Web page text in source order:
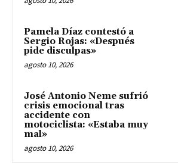
Pamela Díaz contestó a
Sergio Rojas: «Después
pide disculpas»
agosto 10, 2026
José Antonio Neme sufrió
crisis emocional tras
accidente con
motociclista: «Estaba muy
mal»
agosto 10, 2026